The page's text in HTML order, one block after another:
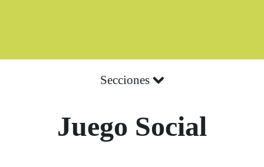
Secciones
Juego Social